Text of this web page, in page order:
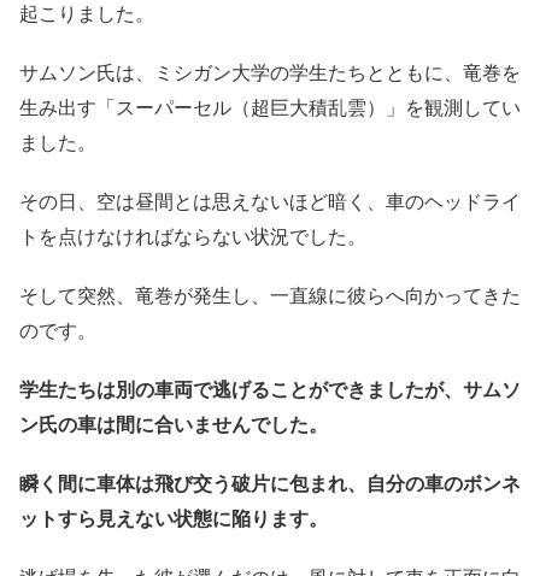
起こりました。
サムソン氏は、ミシガン大学の学生たちとともに、竜巻を
生み出す「スーパーセル（超巨大積乱雲）」を観測してい
ました。
その日、空は昼間とは思えないほど暗く、車のヘッドライ
トを点けなければならない状況でした。
そして突然、竜巻が発生し、一直線に彼らへ向かってきた
のです。
学生たちは別の車両で逃げることができましたが、サムソ
ン氏の車は間に合いませんでした。
瞬く間に車体は飛び交う破片に包まれ、自分の車のボンネ
ットすら見えない状態に陥ります。